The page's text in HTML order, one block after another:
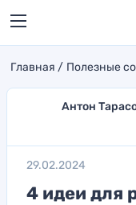
Главная Полезные
Антон
29.02.2024
4 идеи для